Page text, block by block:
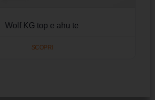
Wolf KG top e ahu te
SCOPRI